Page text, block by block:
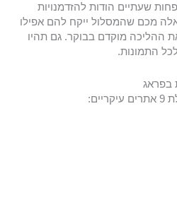
שעתיים הודות להזדמנויות
מכם שהמסלול ייקח להם אפילו
ההליכה מוקדם בבוקר. גם תהיו
התמונות.
בפראג